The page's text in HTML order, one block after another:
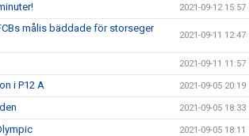
2021-09-12 15:57
målis bäddade för storseger
2021-09-11 12:47
2021-09-11 11:57
i P12 A 2021-09-05 20:19
2021-09-05 18:33
2021-09-05 18:11